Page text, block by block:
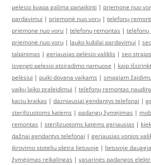
pelesio kvapa galima panaikinti | priemone nuo
pardavimui | priemonė nuo vorų | telefonų
priemone nuo voru | telefonų remontas | telefonų
priemonė nuo vorų | lauko kubilai pardavimui |
talpinimas | geriausias pelėsio valiklis | seo
isvengti pelesio atsiradimo namuose | kaip
pelėsiui | puiki dovana vaikams | smagiam
vaikų laiko praleidimui | telefonų remontas
kaciu kraikas | dazniausiai gendantys telefonai |
sterilizuotoms katėms | padangų žymėjimas |
remontas | sterilizuotoms katėms geriausias |
dažnai gendantys telefonai | geriausias vonios
ikrovimo stoteliu pletra lietuvoje | lietuvoje
žymėjimas reikalingas | vasarinės padangos